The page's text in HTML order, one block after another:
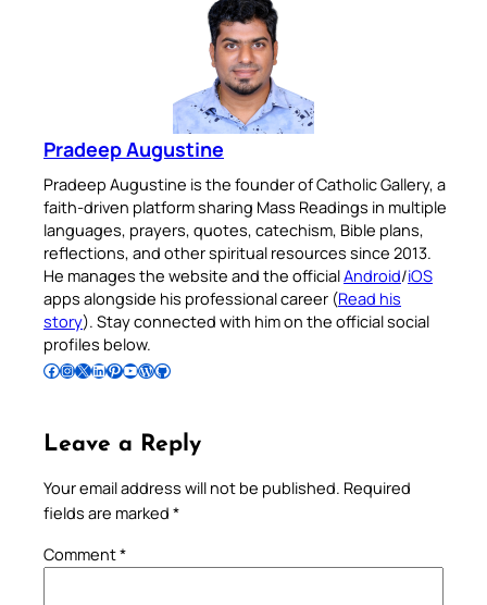
Pradeep Augustine
Pradeep Augustine is the founder of Catholic Gallery, a
faith-driven platform sharing Mass Readings in multiple
languages, prayers, quotes, catechism, Bible plans,
reflections, and other spiritual resources since 2013.
He manages the website and the officialAndroid/iOS
apps alongside his professional career (Read his
story). Stay connected with him on the official social
profiles below.
Follow Pradeep on Facebook Follow Pradeep on InstagramFollow Pradeep on X Follow Pradeep on LinkedIn Follow Pradeep on Pinterest Subscribe to Pradeep’s Youtube Channel Follow Pradeep on WordPress Follow Pradeep on GitHub
Leave a Reply
Your email address will not be published. Required
fields are marked *
Comment*